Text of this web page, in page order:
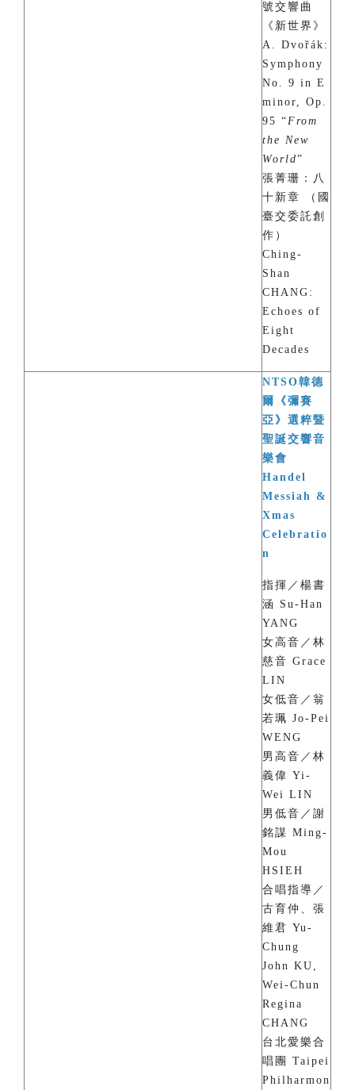
號交響曲
《新世界》
A. Dvořák:
Symphony
No. 9 in E
minor, Op.
95 “From
the New
World”
張菁珊：八
十新章 （國
臺交委託創
作）
Ching-
Shan
CHANG:
Echoes of
Eight
Decades
NTSO韓德
爾《彌賽
亞》選粹暨
聖誕交響音
樂會
Handel
Messiah &
Xmas
Celebratio
n
指揮／楊書
涵 Su-Han
YANG
女高音／林
慈音 Grace
LIN
女低音／翁
若珮 Jo-Pei
WENG
男高音／林
義偉 Yi-
Wei LIN
男低音／謝
銘謀 Ming-
Mou
HSIEH
合唱指導／
古育仲、張
維君 Yu-
Chung
John KU,
Wei-Chun
Regina
CHANG
台北愛樂合
唱團 Taipei
Philharmon